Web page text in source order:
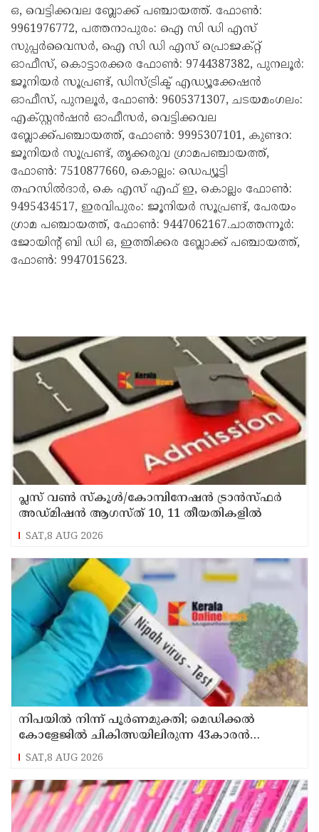
ഒ, വെട്ടിക്കവല ബ്ലോക്ക് പഞ്ചായത്ത്. ഫോൺ:
9961976772, പത്തനാപുരം: ഐ സി ഡി എസ്
സുപ്പർവൈസർ, ഐ സി ഡി എസ് പ്രൊജക്റ്റ്
ഓഫീസ്, കൊട്ടാരക്കര ഫോൺ: 9744387382, പുനലൂർ:
ജൂനിയർ സൂപ്രണ്ട്, ഡിസ്ട്രിക്ട് എഡ്യൂക്കേഷൻ
ഓഫീസ്, പുനലൂർ, ഫോൺ: 9605371307, ചടയമംഗലം:
എക്സ്റ്റൻഷൻ ഓഫീസർ, വെട്ടിക്കവല
ബ്ലോക്ക്പഞ്ചായത്ത്, ഫോൺ: 9995307101, കുണ്ടറ:
ജൂനിയർ സൂപ്രണ്ട്, തൃക്കരുവ ഗ്രാമപഞ്ചായത്ത്,
ഫോൺ: 7510877660, കൊല്ലം: ഡെപ്യൂട്ടി
തഹസിൽദാർ, കെ എസ് എഫ് ഇ, കൊല്ലം ഫോൺ:
9495434517, ഇരവിപുരം: ജൂനിയർ സൂപ്രണ്ട്, പേരയം
ഗ്രാമ പഞ്ചായത്ത്, ഫോൺ: 9447062167.ചാത്തന്നൂർ:
ജോയിന്റ് ബി ഡി ഒ, ഇത്തിക്കര ബ്ലോക്ക് പഞ്ചായത്ത്,
ഫോൺ: 9947015623.
പ്ലസ് വൺ സ്‌കൂൾ/കോമ്പിനേഷൻ ട്രാൻസ്ഫർ
അഡ്മിഷൻ ആഗസ്ത് 10, 11 തീയതികളിൽ
SAT,8 AUG 2026
നിപയിൽ നിന്ന് പൂർണമുക്തി; മെഡിക്കൽ
കോളേജിൽ ചികിത്സയിലിരുന്ന 43കാരൻ
വീട്ടിലേക്ക് മടങ്ങി
SAT,8 AUG 2026